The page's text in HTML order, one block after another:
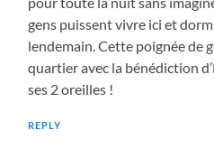
gens puissent vivre ici et
lendemain. Cette poignée de
quartier avec la bénédiction
ses 2 oreilles !
REPLY